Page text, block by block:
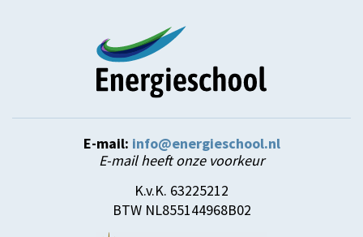
E-mail: info@energieschool.nl
E-mail heeft onze voorkeur
K.v.K. 63225212
BTW NL855144968B02